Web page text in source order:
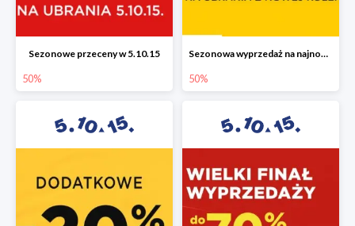
Sezonowe przeceny w 5.10.15
50%
Sezonowa wyprzedaż na najnowszą kolekcję do -50%
50%